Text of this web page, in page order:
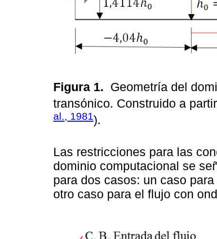
Figura 1. Geometría del
transónico. Construido a
al., 1981).
Las restricciones para las
dominio computacional se
para dos casos: un caso
otro caso para el flujo con